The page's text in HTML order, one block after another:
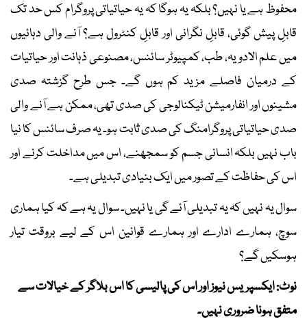
محفوظ ہے یا نہیں؟ بلکہ یہ ہوگا کہ یہ حیاتیاتی پروگرام کس حد تک
قابلِ پیش گوئی، قابلِ نگرانی اور قابلِ کنٹرول ہے؟ آنے والی دہائیوں
میں علم الادویہ، طب، کمپیوٹر سائنس، مصنوعی ذہانت اور حیاتیات
کے درمیان فاصلے مزید کم ہوں گے۔ جس طرح گزشتہ صدی
مشینوں اور انفارمیشن ٹیکنالوجی کی صدی تھی، ممکن ہے آنے والی
صدی حیاتیاتی پروگرامنگ کی صدی ثابت ہو۔ یہ صرف سائنس کا نیا
باب نہیں بلکہ انسانی جسم کو سمجھنے، اس میں مداخلت کرنے اور
اس کی حفاظت کے تصور میں ایک بنیادی تبدیلی ہے۔
سوال یہ نہیں کہ یہ تبدیلی آئے گی یا نہیں۔ سوال یہ ہے کہ کیا ہماری
سوچ، ہمارے ادارے اور ہمارے قوانین اس کے لیے بروقت تیار
ہوسکیں گے؟
نوٹ: ایکسپریس نیوز اور اس کی پالیسی کا اس بلاگر کے خیالات سے
متفق ہونا ضروری نہیں۔